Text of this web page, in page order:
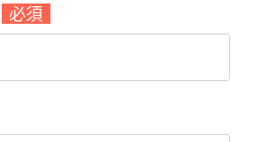
必須